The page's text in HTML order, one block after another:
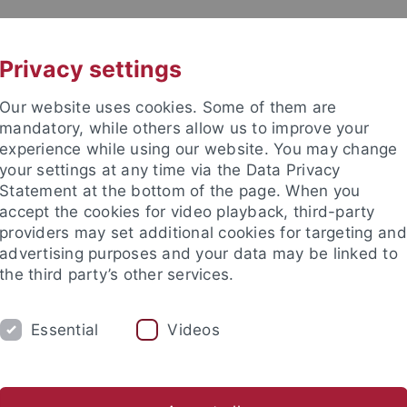
Fakultät
Empirische
AKTUELLES
Privacy settings
Our website uses cookies. Some of them are
mandatory, while others allow us to improve your
experience while using our website. You may change
your settings at any time via the Data Privacy
Statement at the bottom of the page. When you
accept the cookies for video playback, third-party
providers may set additional cookies for targeting and
advertising purposes and your data may be linked to
the third party’s other services.
Essential Videos